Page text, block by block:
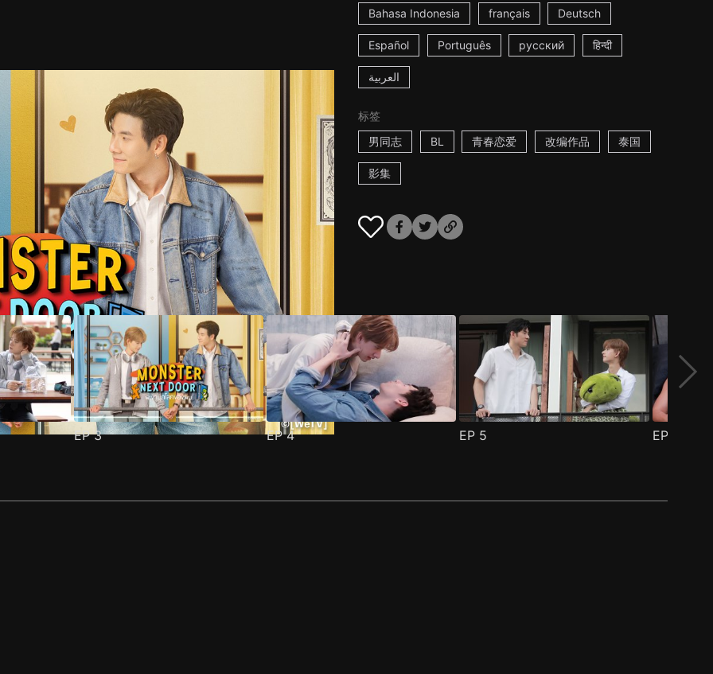
Bahasa Indonesia français Deutsch
Español Português русский हिन्दी
العربية
标签
男同志
BL 青春恋爱 改编作品 泰国
影集
EP3 EP4 EP 5 EP